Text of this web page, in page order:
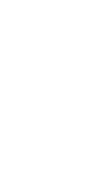
的夢想成真亦無法填補的內
感想，並分享劇中其他演員
明星與他們的奇聞軼事。派
以及看似擁有一切，卻仍為
人難以忘懷的回憶錄，揭露
時也對努力擺脫成癮症的所
。